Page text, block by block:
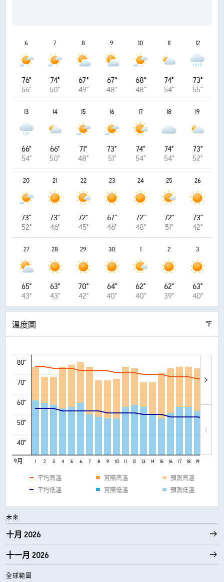
6
76°
56°
7
74°
50°
8
67°
49°
9
67°
48°
10
68°
48°
11
74°
54°
12
73°
55°
13
66°
54°
14
66°
50°
15
71°
48°
16
73°
51°
17
74°
54°
18
74°
54°
19
73°
52°
20
73°
52°
21
73°
46°
22
72°
45°
23
67°
46°
24
72°
48°
25
72°
51°
26
73°
42°
27
65°
43°
28
63°
43°
29
70°
42°
30
64°
40°
1
62°
40°
2
62°
39°
3
63°
40°
溫度圖 °F
80°
70°
60°
50°
40°
9月 1 2 3 4 5 6 7 8 9 10 11 12 13 14 15 16 17 18 19
平均高溫
平均低溫
實際高溫
實際低溫
預測高溫
預測低溫
未來
十月 2026
十一月 2026
全球範圍